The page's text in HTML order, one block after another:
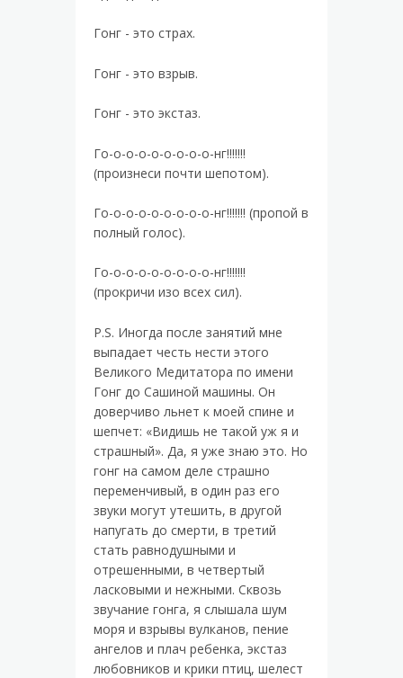
Гонг - это страх.
Гонг - это взрыв.
Гонг - это экстаз.
Го-о-о-о-о-о-о-о-о-нг!!!!!!!
(произнеси почти шепотом).
Го-о-о-о-о-о-о-о-о-нг!!!!!!! (пропой в
полный голос).
Го-о-о-о-о-о-о-о-о-нг!!!!!!!
(прокричи изо всех сил).
P.S. Иногда после занятий мне
выпадает честь нести этого
Великого Медитатора по имени
Гонг до Сашиной машины. Он
доверчиво льнет к моей спине и
шепчет: «Видишь не такой уж я и
страшный». Да, я уже знаю это. Но
гонг на самом деле страшно
переменчивый, в один раз его
звуки могут утешить, в другой
напугать до смерти, в третий
стать равнодушными и
отрешенными, в четвертый
ласковыми и нежными. Сквозь
звучание гонга, я слышала шум
моря и взрывы вулканов, пение
ангелов и плач ребенка, экстаз
любовников и крики птиц, шелест